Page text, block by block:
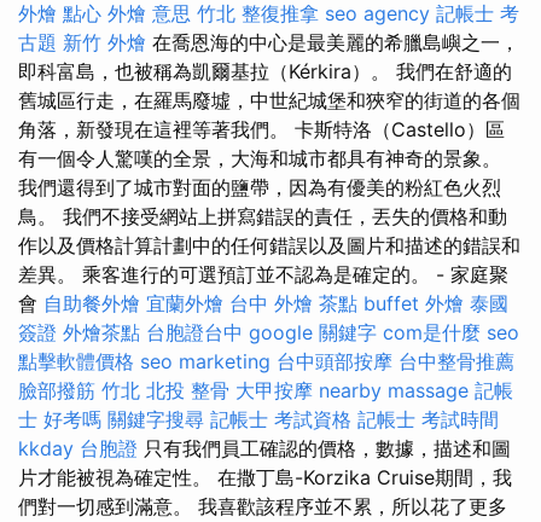
外燴 點心 外燴 意思 竹北 整復推拿 seo agency 記帳士 考
古題 新竹 外燴 在喬恩海的中心是最美麗的希臘島嶼之一，
即科富島，也被稱為凱爾基拉（Kérkira）。 我們在舒適的
舊城區行走，在羅馬廢墟，中世紀城堡和狹窄的街道的各個
角落，新發現在這裡等著我們。 卡斯特洛（Castello）區
有一個令人驚嘆的全景，大海和城市都具有神奇的景象。
我們還得到了城市對面的鹽帶，因為有優美的粉紅色火烈
鳥。 我們不接受網站上拼寫錯誤的責任，丟失的價格和動
作以及價格計算計劃中的任何錯誤以及圖片和描述的錯誤和
差異。 乘客進行的可選預訂並不認為是確定的。 - 家庭聚
會 自助餐外燴 宜蘭外燴 台中 外燴 茶點 buffet 外燴 泰國
簽證 外燴茶點 台胞證台中 google 關鍵字 com是什麼 seo
點擊軟體價格 seo marketing 台中頭部按摩 台中整骨推薦
臉部撥筋 竹北 北投 整骨 大甲按摩 nearby massage 記帳
士 好考嗎 關鍵字搜尋 記帳士 考試資格 記帳士 考試時間
kkday 台胞證 只有我們員工確認的價格，數據，描述和圖
片才能被視為確定性。 在撒丁島-Korzika Cruise期間，我
們對一切感到滿意。 我喜歡該程序並不累，所以花了更多